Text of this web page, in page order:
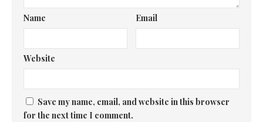
Name Email
Website
Save my name, email, and website in this browser
for the next time I comment.